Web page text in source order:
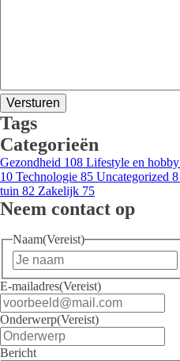
Tags
Categorieën
Gezondheid 108 Lifestyle en hobby
10 Technologie 85 Uncategorized 8
tuin 82 Zakelijk 75
Neem contact op
Naam(Vereist)
E-mailadres(Vereist)
Onderwerp(Vereist)
Bericht